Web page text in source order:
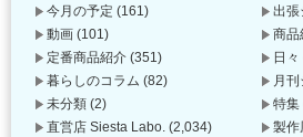
今月の予定 (161) 出張
動画 (101) 商品
定番商品紹介 (351) 日々
暮らしのコラム (82) 月
未分類 (2) 特集
直営店 Siesta Labo. (2,034) 製作